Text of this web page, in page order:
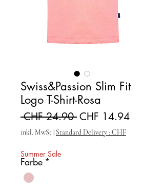
Swiss&Passion Slim Fit
Logo T-Shirt-Rosa
CHF 24.90 Standardpreis
CHF 14.94Sale-Preis
inkl. MwSt Standard Delivery : CHF
Summer Sale
Farbe *